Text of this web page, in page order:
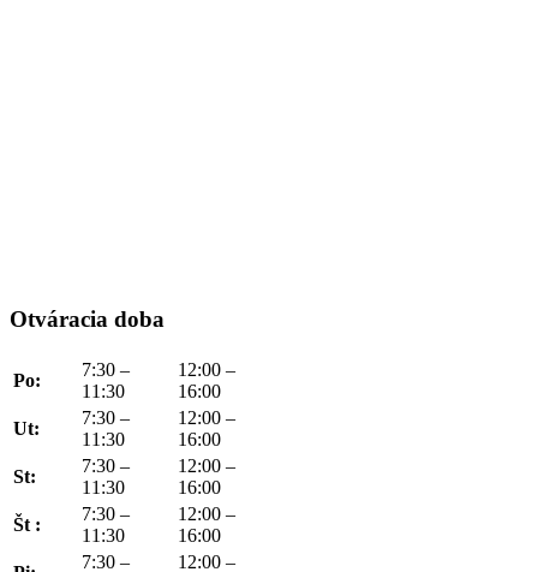
Otváracia doba
Po:
7:30 –
11:30
12:00 –
16:00
Ut:
7:30 –
11:30
12:00 –
16:00
St:
7:30 –
11:30
12:00 –
16:00
Št :
7:30 –
11:30
12:00 –
16:00
7:30 –
12:00 –